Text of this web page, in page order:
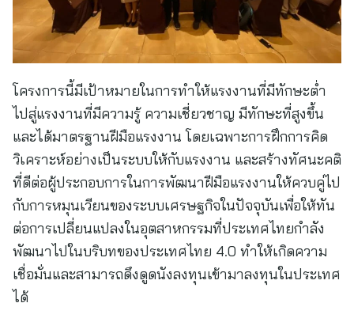
โครงการนี้มีเป้าหมายในการทำให้แรงงานที่มีทักษะต่ำ
ไปสู่แรงงานที่มีความรู้ ความเชี่ยวชาญ มีทักษะที่สูงขึ้น
และได้มาตรฐานฝีมือแรงงาน โดยเฉพาะการฝึกการคิด
วิเคราะห์อย่างเป็นระบบให้กับแรงงาน และสร้างทัศนะคติ
ที่ดีต่อผู้ประกอบการในการพัฒนาฝีมือแรงงานให้ควบคู่ไป
กับการหมุนเวียนของระบบเศรษฐกิจในปัจจุบันเพื่อให้ทัน
ต่อการเปลี่ยนแปลงในอุตสาหกรรมที่ประเทศไทยกำลัง
พัฒนาไปในบริบทของประเทศไทย 4.0 ทำให้เกิดความ
เชื่อมั่นและสามารถดึงดูดนังลงทุนเข้ามาลงทุนในประเทศ
ได้